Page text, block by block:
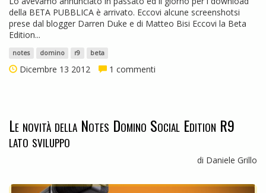
della BETA PUBBLICA è arrivato. Eccovi alcune screenshotsi
prese dal blogger Darren Duke e di Matteo Bisi Eccovi la Beta
Edition...
notes domino r9 beta
Dicembre 13 2012 1 commenti
Le novità della Notes Domino Social Edition R9
lato sviluppo
di Daniele Grillo